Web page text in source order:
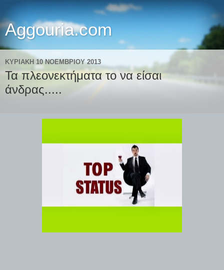
Aggouria.com
ΚΥΡΙΑΚΉ 10 ΝΟΕΜΒΡΊΟΥ 2013
Τα πλεονεκτήματα το να είσαι
άνδρας.....